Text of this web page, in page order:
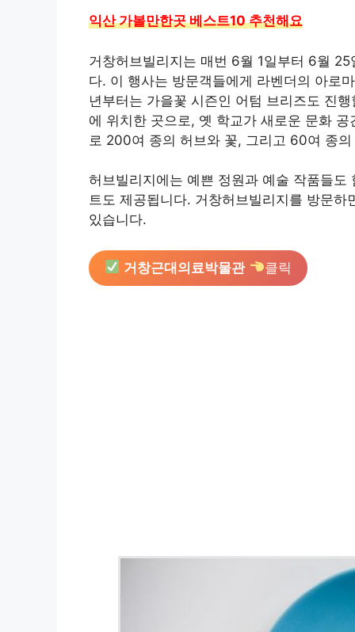
익산 가볼만한곳 베스트10 추천해요
거창허브빌리지는 매번 6월 1일부터 6월
다. 이 행사는 방문객들에게 라벤더의 아로
년부터는 가을꽃 시즌인 어텀 브리즈도 진
에 위치한 곳으로, 옛 학교가 새로운 문화
로 200여 종의 허브와 꽃, 그리고 60여 종
허브빌리지에는 예쁜 정원과 예술 작품들
트도 제공됩니다. 거창허브빌리지를 방문
있습니다.
거창근대의료박물관 클릭